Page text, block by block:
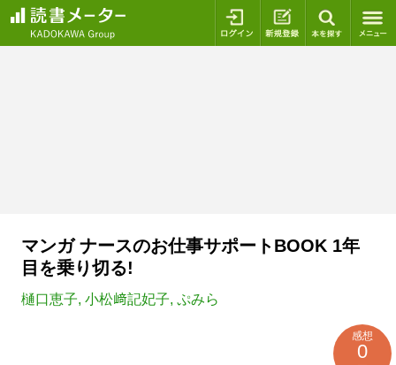
ログイン 新規登録
マンガ ナースのお仕事サポートBOOK 1年
目を乗り切る!
樋口恵子, 小松﨑記妃子, ぷみら
感想
0